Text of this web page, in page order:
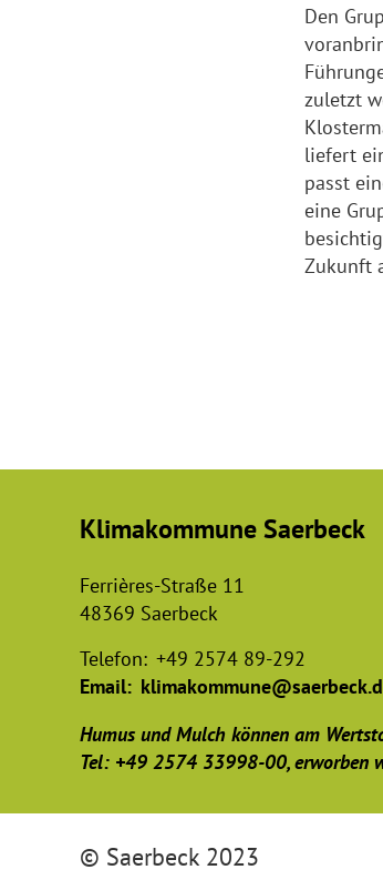
Den
zuletzt
liefert
passt
eine
Zukunft
Klimakommune Saerbeck
Ferrières-Straße 11
48369 Saerbeck
Telefon: +49 2574 89-292
Email:
Humus und Mulch können am
Tel: +49 2574 33998-00, erworben
© Saerbeck 2023